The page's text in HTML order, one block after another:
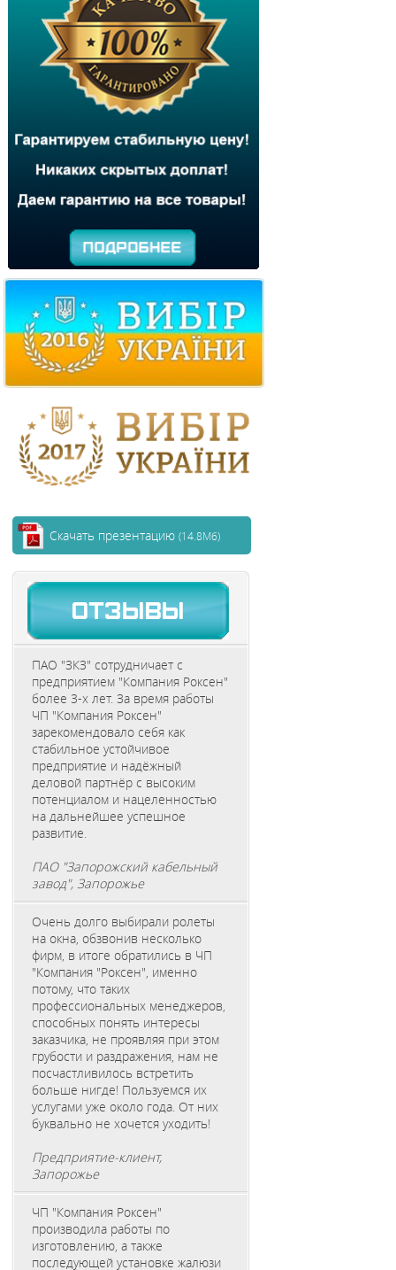
Скачать презентацию(14.8Мб)
ПАО "ЗКЗ" сотрудничает с
предприятием "Компания Роксен"
более 3-х лет. За время работы
ЧП "Компания Роксен"
зарекомендовало себя как
стабильное устойчивое
предприятие и надёжный
деловой партнёр с высоким
потенциалом и нацеленностью
на дальнейшее успешное
развитие.
ПАО "Запорожский кабельный
завод", Запорожье
Очень долго выбирали ролеты
на окна, обзвонив несколько
фирм, в итоге обратились в ЧП
"Компания "Роксен", именно
потому, что таких
профессиональных менеджеров,
способных понять интересы
заказчика, не проявляя при этом
грубости и раздражения, нам не
посчастливилось встретить
больше нигде! Пользуемся их
услугами уже около года. От них
буквально не хочется уходить!
Предприятие-клиент,
Запорожье
ЧП "Компания Роксен"
производила работы по
изготовлению, а также
последующей установке жалюзи